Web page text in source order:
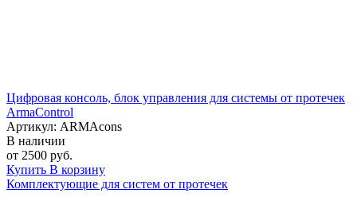
Цифровая консоль, блок управления для системы от протечек
ArmaControl
Артикул: ARMAcons
В наличии
от 2500 руб.
Купить В корзину
Комплектующие для систем от протечек